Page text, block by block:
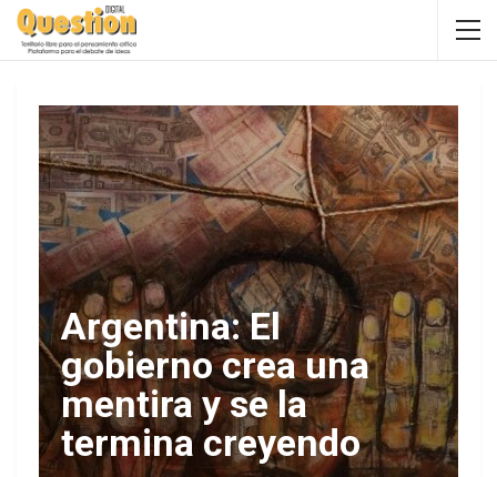
Argentina: El
gobierno crea una
mentira y se la
termina creyendo